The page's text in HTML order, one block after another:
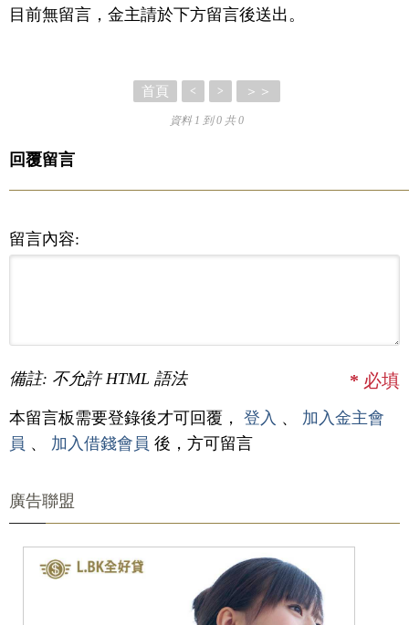
目前無留言，金主請於下方留言後送出。
首頁 < > ＞＞
資料 1 到 0 共 0
回覆留言
留言內容:
備註: 不允許 HTML 語法 * 必填
本留言板需要登錄後才可回覆， 登入 、 加入金主會
員 、 加入借錢會員 後，方可留言
廣告聯盟